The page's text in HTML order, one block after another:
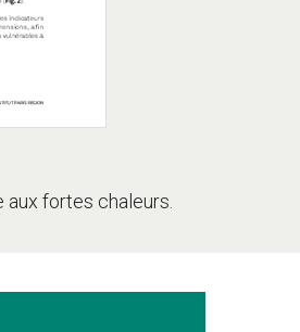
fortes chaleurs.